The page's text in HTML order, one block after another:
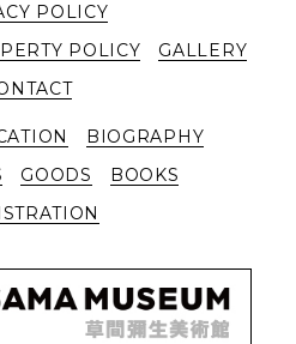
POLICY
POLICY
GALLERY
BIOGRAPHY
GOODS
BOOKS